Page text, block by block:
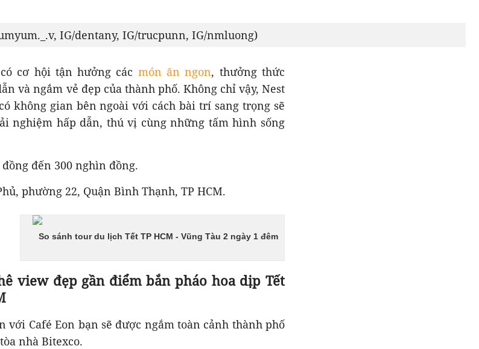
IG/dentany, IG/trucpunn, IG/nmluong)
cơ hội tận hưởng các món ăn ngon, thưởng thức
và ngắm vẻ đẹp của thành phố. Không chỉ vậy, Nest
không gian bên ngoài với cách bài trí sang trọng sẽ
nghiệm hấp dẫn, thú vị cùng những tấm hình sống
đến 300 nghìn đồng.
phường 22, Quận Bình Thạnh, TP HCM.
So sánh tour du lịch Tết TP HCM - Vũng Tàu 2 ngày 1 đêm
view đẹp gần điểm bắn pháo hoa dịp Tết
với Café Eon bạn sẽ được ngắm toàn cảnh thành phố
nhà Bitexco.